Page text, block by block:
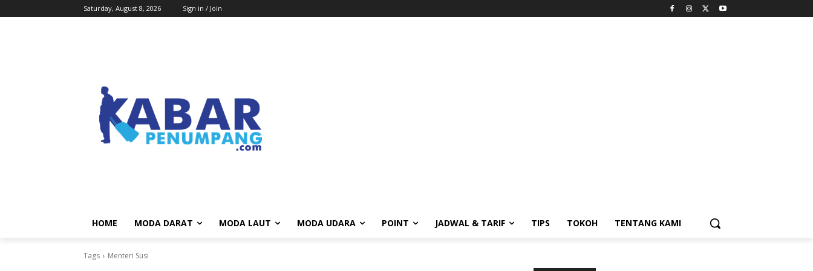
Saturday, August 8, 2026 Sign in / Join
HOME MODA DARAT MODA LAUT MODA UDARA POINT JADWAL & TARIF TIPS TOKOH TENTANG KAMI
Tags Menteri Susi